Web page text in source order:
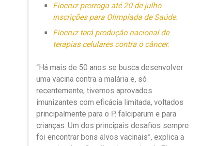
Fiocruz prorroga até 20 de julho
inscrições para Olimpíada de Saúde.
Fiocruz terá produção nacional de
terapias celulares contra o câncer.
“Há mais de 50 anos se busca desenvolver
uma vacina contra a malária e, só
recentemente, tivemos aprovados
imunizantes com eficácia limitada, voltados
principalmente para o P. falciparum e para
crianças. Um dos principais desafios sempre
foi encontrar bons alvos vacinais”, explica a